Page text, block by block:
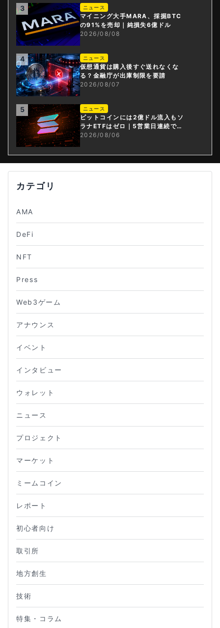
3 ニュース
マイニング大手MARA、採掘BTC
の91%を売却｜純損失6億ドル
2026/08/08
4 ニュース
仮想通貨は購入後すぐ送れなくな
る？金融庁が出庫制限を要請
2026/08/07
5 ニュース
ビットコインには2億ドル流入もソ
ラナETFはゼロ｜5営業日連続で停
止
2026/08/06
カテゴリ
AMA
DeFi
NFT
Press
Web3ゲーム
アナウンス
イベント
インタビュー
ウォレット
ニュース
プロジェクト
マーケット
ミームコイン
レポート
初心者向け
取引所
地方創生
技術
特集・コラム